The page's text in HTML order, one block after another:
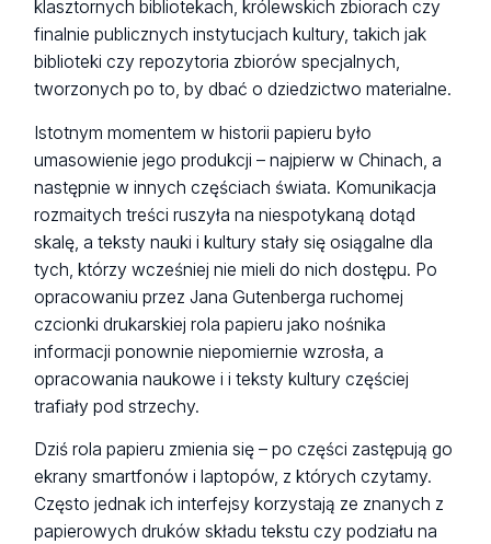
klasztornych bibliotekach, królewskich zbiorach czy
finalnie publicznych instytucjach kultury, takich jak
biblioteki czy repozytoria zbiorów specjalnych,
tworzonych po to, by dbać o dziedzictwo materialne.
Istotnym momentem w historii papieru było
umasowienie jego produkcji – najpierw w Chinach, a
następnie w innych częściach świata. Komunikacja
rozmaitych treści ruszyła na niespotykaną dotąd
skalę, a teksty nauki i kultury stały się osiągalne dla
tych, którzy wcześniej nie mieli do nich dostępu. Po
opracowaniu przez Jana Gutenberga ruchomej
czcionki drukarskiej rola papieru jako nośnika
informacji ponownie niepomiernie wzrosła, a
opracowania naukowe i i teksty kultury częściej
trafiały pod strzechy.
Dziś rola papieru zmienia się – po części zastępują go
ekrany smartfonów i laptopów, z których czytamy.
Często jednak ich interfejsy korzystają ze znanych z
papierowych druków składu tekstu czy podziału na